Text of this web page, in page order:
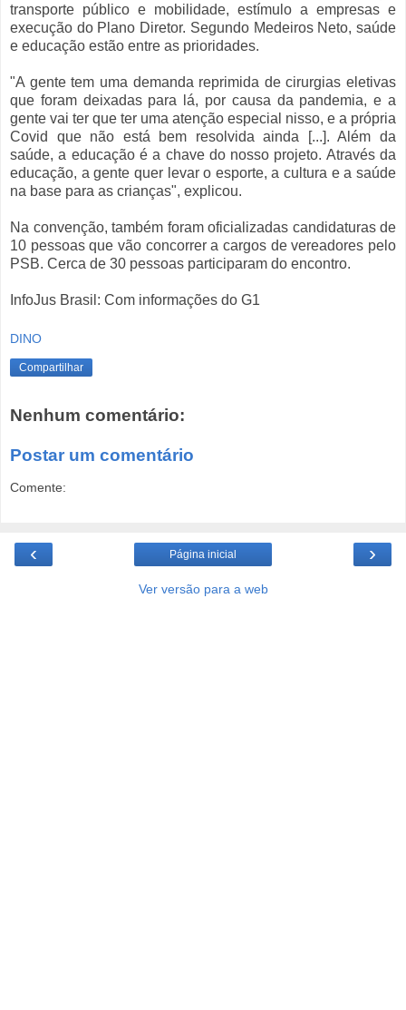
transporte público e mobilidade, estímulo a empresas e
execução do Plano Diretor. Segundo Medeiros Neto, saúde
e educação estão entre as prioridades.
"A gente tem uma demanda reprimida de cirurgias eletivas
que foram deixadas para lá, por causa da pandemia, e a
gente vai ter que ter uma atenção especial nisso, e a própria
Covid que não está bem resolvida ainda [...]. Além da
saúde, a educação é a chave do nosso projeto. Através da
educação, a gente quer levar o esporte, a cultura e a saúde
na base para as crianças", explicou.
Na convenção, também foram oficializadas candidaturas de
10 pessoas que vão concorrer a cargos de vereadores pelo
PSB. Cerca de 30 pessoas participaram do encontro.
InfoJus Brasil: Com informações do G1
DINO
Compartilhar
Nenhum comentário:
Postar um comentário
Comente:
‹ ›
Página inicial
Ver versão para a web